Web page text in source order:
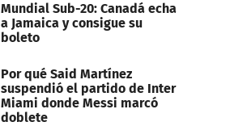
Mundial Sub-20: Canadá echa
a Jamaica y consigue su
boleto
Por qué Said Martínez
suspendió el partido de Inter
Miami donde Messi marcó
doblete